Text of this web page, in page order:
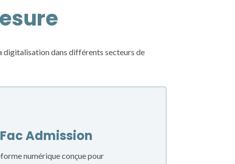
digitalisation dans différents secteurs de
Admission
numérique conçue pour